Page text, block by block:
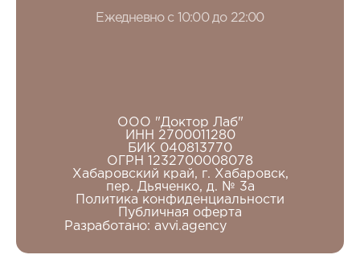
Ежедневно с 10:00 до 22:00
ООО "Доктор Лаб"
ИНН 2700011280
БИК 040813770
ОГРН 1232700008078
Хабаровский край, г. Хабаровск,
пер. Дьяченко, д. № 3а
Политика конфиденциальности
Публичная оферта
Разработано: avvi.agency